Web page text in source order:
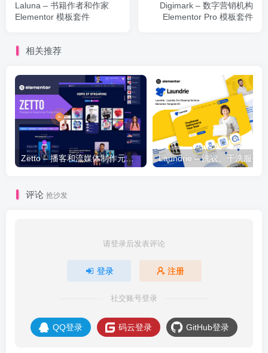
Laluna – 书籍作者和作家
Elementor 模板套件
Digimark – 数字营销机构
Elementor Pro 模板套件
相关推荐
Zetto – 播客和流媒体制作元素模板套件
评论 抢沙发
请登录后发表评论
登录 注册
社交账号登录
QQ登录 码云登录 GitHub登录